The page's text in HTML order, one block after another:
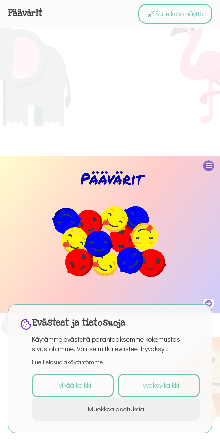
Päävärit Sulje koko näyttö
Kaikki oikeudet pidätetään
ArtikkelitPuro EditorTietosuoja
Evästeet ja tietosuoja
Käytämme evästeitä parantaaksemme kokemustasi
sivustollamme. Valitse mitkä evästeet hyväksyt.
Lue tietosuojakäytäntömme
Hylkää kaikki Hyväksy kaikki
Muokkaa asetuksia